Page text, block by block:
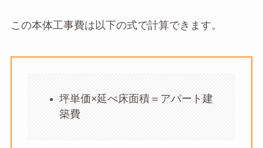
この本体工事費は以下の式で計算できます。
坪単価×延べ床面積＝アパート建
築費